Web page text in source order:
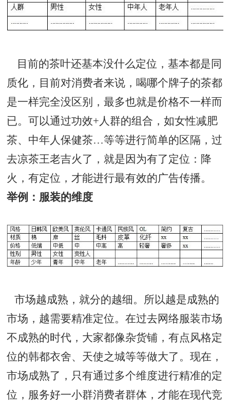
目前的茶叶还基本没什么定位，基本都是同
质化，目前对消费者来说，喝哪个牌子的茶都
是一样完全没区别，最多也就是价格不一样而
已。可以通过功效+人群的组合，如女性减肥
茶、中年人保健茶…等等进行简单的区隔，过
去凉茶王老吉火了，就是因为有了定位：降
火，有定位，才能进行最有效的广告传播。
举例：服装的维度
市场越成熟，就分的越细。所以越是成熟的
市场，越需要精准定位。在过去网络服装市场
不成熟的时代，大家都像杂货铺，有点风格定
位的韩都衣舍、天使之城等等做大了。现在，
市场成熟了，只有通过多个维度进行精准的定
位，服务好一小群消费者群体，才能在现代竞